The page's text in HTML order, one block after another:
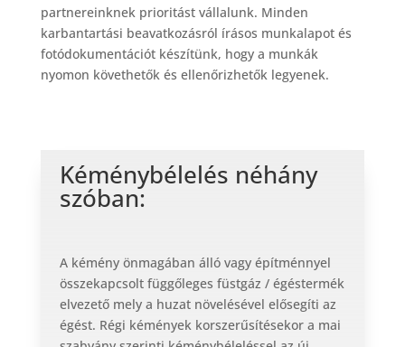
partnereinknek prioritást vállalunk. Minden
karbantartási beavatkozásról írásos munkalapot és
fotódokumentációt készítünk, hogy a munkák
nyomon követhetők és ellenőrizhetők legyenek.
Kéménybélelés néhány
szóban:
A kémény önmagában álló vagy építménnyel
összekapcsolt függőleges füstgáz / égéstermék
elvezető mely a huzat növelésével elősegíti az
égést. Régi kémények korszerűsítésekor a mai